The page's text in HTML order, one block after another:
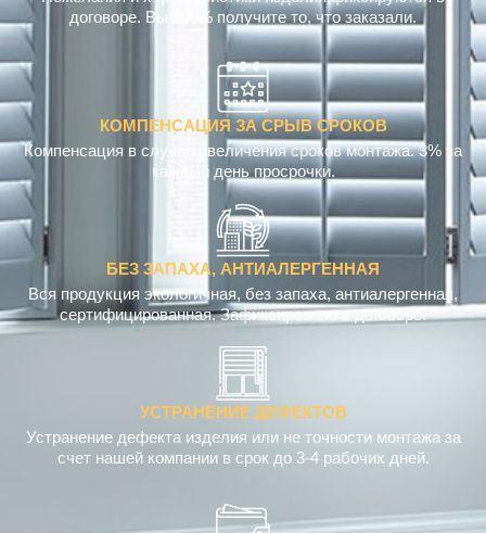
договоре. Вы 100% получите то, что заказали.
КОМПЕНСАЦИЯ ЗА СРЫВ СРОКОВ
Компенсация в случае увеличения сроков монтажа. 3% за
каждый день просрочки.
БЕЗ ЗАПАХА, АНТИАЛЕРГЕННАЯ
Вся продукция экологичная, без запаха, антиалергенная,
сертифицированная. Зафиксировано в договоре.
УСТРАНЕНИЕ ДЕФЕКТОВ
Устранение дефекта изделия или не точности монтажа за
счет нашей компании в срок до 3-4 рабочих дней.